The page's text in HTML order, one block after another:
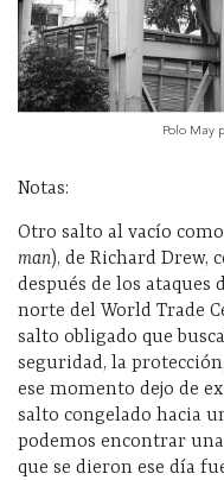
Polo May
Notas:
Otro salto al vacío
man), de Richard Drew,
después de los ataques
norte del World Trade
salto obligado que
seguridad, la
ese momento dejo de
salto congelado hacia
podemos encontrar
que se dieron ese día